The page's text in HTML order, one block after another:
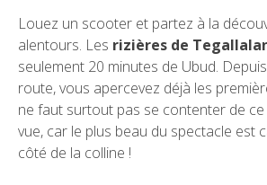
Louez un scooter et partez à la
alentours. Les rizières de
seulement 20 minutes de Ubud.
route, vous apercevez déjà les
ne faut surtout pas se contenter de
vue, car le plus beau du spectacle est
côté de la colline !